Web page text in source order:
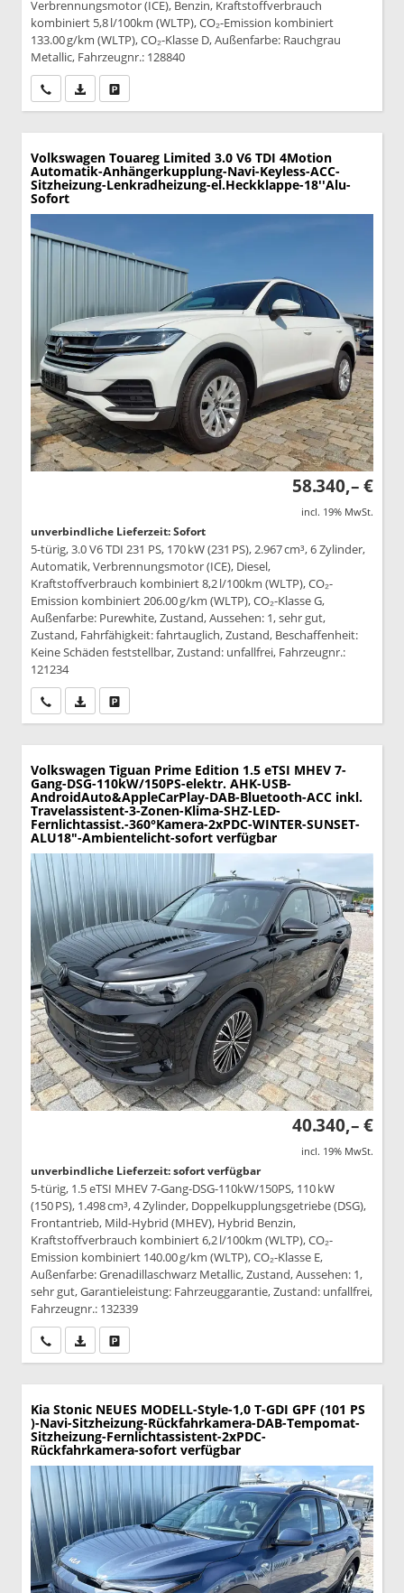
Verbrennungsmotor (ICE), Benzin, Kraftstoffverbrauch
kombiniert 5,8 l/100km (WLTP), CO₂-Emission kombiniert
133.00 g/km (WLTP), CO₂-Klasse D, Außenfarbe: Rauchgrau
Metallic, Fahrzeugnr.: 128840
Wir rufen Sie anPDF-Datei, Fahrzeugexposé drucken
Volkswagen Touareg Limited 3.0 V6 TDI 4Motion
Automatik-Anhängerkupplung-Navi-Keyless-ACC-
Sitzheizung-Lenkradheizung-el.Heckklappe-18''Alu-
Sofort
58.340,– €
incl. 19% MwSt.
unverbindliche Lieferzeit: Sofort
5-türig, 3.0 V6 TDI 231 PS, 170 kW (231 PS), 2.967 cm³, 6 Zylinder,
Automatik, Verbrennungsmotor (ICE), Diesel,
Kraftstoffverbrauch kombiniert 8,2 l/100km (WLTP), CO₂-
Emission kombiniert 206.00 g/km (WLTP), CO₂-Klasse G,
Außenfarbe: Purewhite, Zustand, Aussehen: 1, sehr gut,
Zustand, Fahrfähigkeit: fahrtauglich, Zustand, Beschaffenheit:
Keine Schäden feststellbar, Zustand: unfallfrei, Fahrzeugnr.:
121234
Wir rufen Sie anPDF-Datei, Fahrzeugexposé drucken
Volkswagen Tiguan Prime Edition 1.5 eTSI MHEV 7-
Gang-DSG-110kW/150PS-elektr. AHK-USB-
AndroidAuto&AppleCarPlay-DAB-Bluetooth-ACC inkl.
Travelassistent-3-Zonen-Klima-SHZ-LED-
Fernlichtassist.-360°Kamera-2xPDC-WINTER-SUNSET-
ALU18"-Ambientelicht-sofort verfügbar
40.340,– €
incl. 19% MwSt.
unverbindliche Lieferzeit: sofort verfügbar
5-türig, 1.5 eTSI MHEV 7-Gang-DSG-110kW/150PS, 110 kW
(150 PS), 1.498 cm³, 4 Zylinder, Doppelkupplungsgetriebe (DSG),
Frontantrieb, Mild-Hybrid (MHEV), Hybrid Benzin,
Kraftstoffverbrauch kombiniert 6,2 l/100km (WLTP), CO₂-
Emission kombiniert 140.00 g/km (WLTP), CO₂-Klasse E,
Außenfarbe: Grenadillaschwarz Metallic, Zustand, Aussehen: 1,
sehr gut, Garantieleistung: Fahrzeuggarantie, Zustand: unfallfrei,
Fahrzeugnr.: 132339
Wir rufen Sie anPDF-Datei, Fahrzeugexposé drucken
Kia Stonic NEUES MODELL-Style-1,0 T-GDI GPF (101 PS
)-Navi-Sitzheizung-Rückfahrkamera-DAB-Tempomat-
Sitzheizung-Fernlichtassistent-2xPDC-
Rückfahrkamera-sofort verfügbar